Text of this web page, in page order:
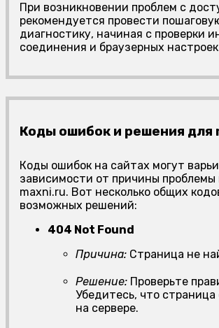
При возникновении проблем с
рекомендуется провести
диагностику, начиная с проверки
соединения и браузерных
Коды ошибок и решения для
Коды ошибок на сайтах могут
зависимости от причины проблемы
maxni.ru. Вот несколько общих
возможных решений:
404 Not Found
Причина: Страница не
Решение: Проверьте
Убедитесь, что
на сервере.